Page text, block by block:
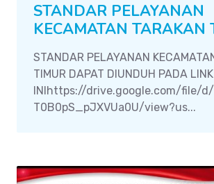
STANDAR PELAYANAN
KECAMATAN TARAKAN
STANDAR PELAYANAN
TIMUR DAPAT DIUNDUH PADA
INIhttps://drive.google.com/file/d/
T0B0pS_pJXVUa0U/view?us...